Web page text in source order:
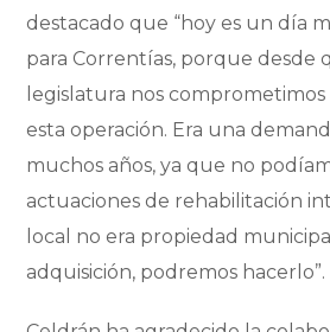
destacado que “hoy es un día
para Correntías, porque desde
legislatura nos
esta operación. Era una
muchos años, ya que no
actuaciones de rehabilitación
local no era propiedad
adquisición, podremos hacerlo”.